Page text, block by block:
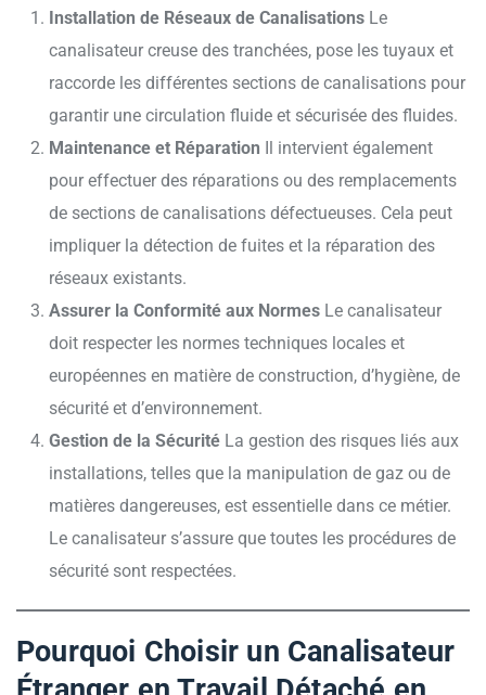
Installation de Réseaux de Canalisations Le
canalisateur creuse des tranchées, pose les tuyaux et
raccorde les différentes sections de canalisations pour
garantir une circulation fluide et sécurisée des fluides.
Maintenance et Réparation Il intervient également
pour effectuer des réparations ou des remplacements
de sections de canalisations défectueuses. Cela peut
impliquer la détection de fuites et la réparation des
réseaux existants.
Assurer la Conformité aux Normes Le canalisateur
doit respecter les normes techniques locales et
européennes en matière de construction, d’hygiène, de
sécurité et d’environnement.
Gestion de la Sécurité La gestion des risques liés aux
installations, telles que la manipulation de gaz ou de
matières dangereuses, est essentielle dans ce métier.
Le canalisateur s’assure que toutes les procédures de
sécurité sont respectées.
Pourquoi Choisir un Canalisateur